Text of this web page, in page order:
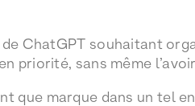
ChatGPT souhaitant
en priorité, sans même
que marque dans un tel